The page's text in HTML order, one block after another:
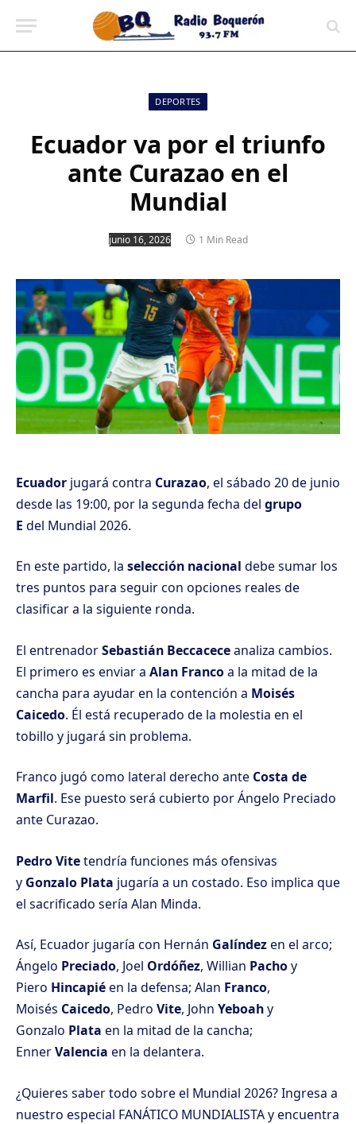
DEPORTES
Ecuador va por el triunfo
ante Curazao en el
Mundial
junio 16, 2026 1 Min Read
Ecuador jugará contra Curazao, el sábado 20 de junio
desde las 19:00, por la segunda fecha del grupo
E del Mundial 2026.
En este partido, la selección nacional debe sumar los
tres puntos para seguir con opciones reales de
clasificar a la siguiente ronda.
El entrenadorSebastián Beccaceceanaliza cambios.
El primero es enviar a Alan Francoa la mitad de la
cancha para ayudar en la contención a Moisés
Caicedo. Él está recuperado de la molestia en el
tobillo y jugará sin problema.
Franco jugó como lateral derecho ante Costa de
Marfil. Ese puesto será cubierto por Ángelo Preciado
ante Curazao.
Pedro Vitetendría funciones más ofensivas
y Gonzalo Plata jugaría a un costado. Eso implica que
el sacrificado sería Alan Minda.
Así, Ecuador jugaría con Hernán Galíndezen el arco;
Ángelo Preciado, Joel Ordóñez, Willian Pachoy
Piero Hincapiéen la defensa; Alan Franco,
Moisés Caicedo, Pedro Vite, John Yeboahy
Gonzalo Plata en la mitad de la cancha;
EnnerValencia en la delantera.
¿Quieres saber todo sobre el Mundial 2026? Ingresa a
nuestro especial FANÁTICO MUNDIALISTAy encuentra